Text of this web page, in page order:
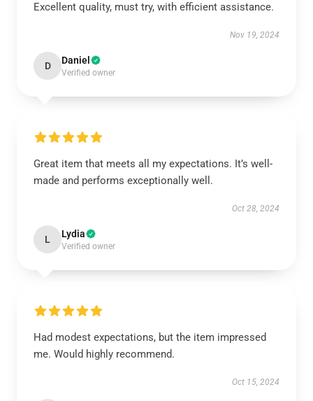
Excellent quality, must try, with efficient assistance.
Nov 19, 2024
D Daniel
Verified owner
Great item that meets all my expectations. It’s well-
made and performs exceptionally well.
Oct 28, 2024
L Lydia
Verified owner
Had modest expectations, but the item impressed
me. Would highly recommend.
Oct 15, 2024